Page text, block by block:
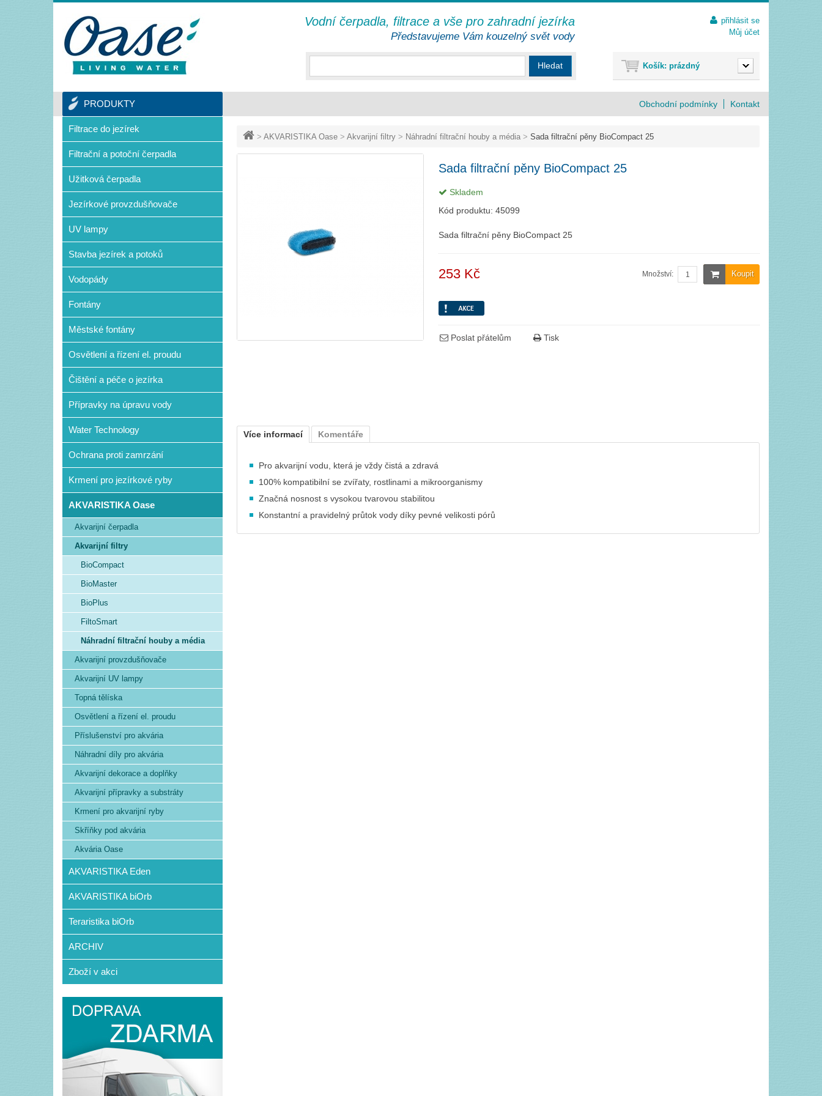
> AKVARISTIKA Oase > Akvarijní filtry > Náhradní filtrační houby a média > Sada filtrační pěny BioCompact 25
Sada filtrační pěny BioCompact 25
Skladem
Kód produktu: 45099
Sada filtrační pěny BioCompact 25
253 Kč Koupit
Množství:
Poslat přátelům Tisk
Více informací Komentáře
Pro akvarijní vodu, která je vždy čistá a zdravá
100% kompatibilní se zvířaty, rostlinami a mikroorganismy
Značná nosnost s vysokou tvarovou stabilitou
Konstantní a pravidelný průtok vody díky pevné velikosti pórů
PRODUKTY
Filtrace do jezírek
Filtrační a potoční čerpadla
Užitková čerpadla
Jezírkové provzdušňovače
UV lampy
Stavba jezírek a potoků
Vodopády
Fontány
Městské fontány
Osvětlení a řízení el. proudu
Čištění a péče o jezírka
Přípravky na úpravu vody
Water Technology
Ochrana proti zamrzání
Krmení pro jezírkové ryby
AKVARISTIKA Oase
Akvarijní čerpadla
Akvarijní filtry
BioCompact
BioMaster
BioPlus
FiltoSmart
Náhradní filtrační houby a média
Akvarijní provzdušňovače
Akvarijní UV lampy
Topná tělíska
Osvětlení a řízení el. proudu
Příslušenství pro akvária
Náhradní díly pro akvária
Akvarijní dekorace a doplňky
Akvarijní přípravky a substráty
Krmení pro akvarijní ryby
Skříňky pod akvária
Akvária Oase
AKVARISTIKA Eden
AKVARISTIKA biOrb
Teraristika biOrb
ARCHIV
Zboží v akci
Obchodní podmínky Kontakt
Hledat
přihlásit se
Můj účet
Košík: prázdný
Vodní čerpadla, filtrace a vše pro zahradní jezírka
Představujeme Vám kouzelný svět vody